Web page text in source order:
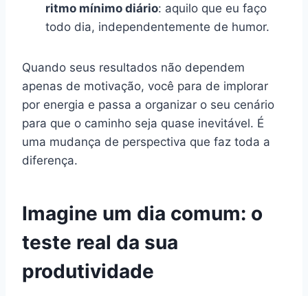
ritmo mínimo diário: aquilo que eu faço
todo dia, independentemente de humor.
Quando seus resultados não dependem
apenas de motivação, você para de implorar
por energia e passa a organizar o seu cenário
para que o caminho seja quase inevitável. É
uma mudança de perspectiva que faz toda a
diferença.
Imagine um dia comum: o
teste real da sua
produtividade